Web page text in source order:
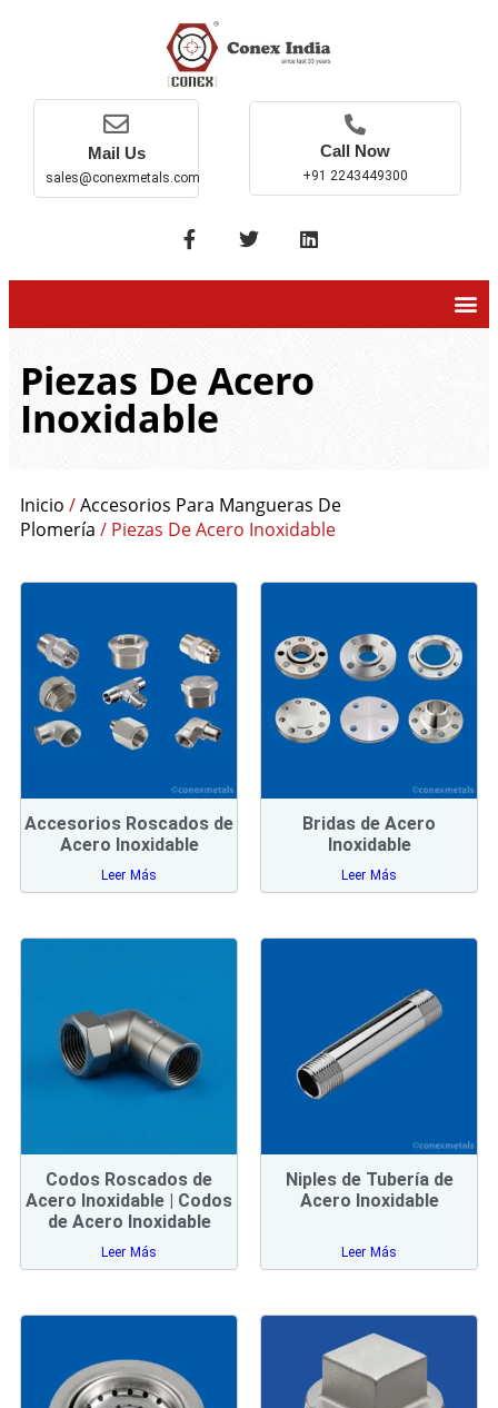
Mail Us
sales@conexmetals.com
Call Now
+91 2243449300
Piezas De Acero
Inoxidable
Inicio /Accesorios Para Mangueras De
Plomería / Piezas De Acero Inoxidable
Accesorios Roscados de
Acero Inoxidable
Leer Más
Bridas de Acero
Inoxidable
Leer Más
Codos Roscados de
Acero Inoxidable | Codos
de Acero Inoxidable
Leer Más
Niples de Tubería de
Acero Inoxidable
Leer Más